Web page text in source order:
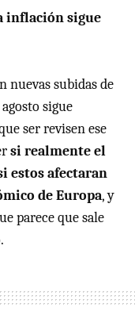
inflación sigue
nuevas subidas de
sigue
ser revisen ese
si realmente el
estos afectaran
de Europa, y
parece que sale